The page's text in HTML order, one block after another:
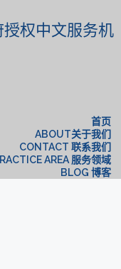
授权中文服务机
首页
ABOUT关于我们
CONTACT 联系我们
AREA 服务领域
BLOG 博客